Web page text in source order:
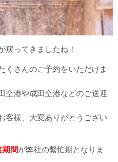
戻ってきましたね！
くさんのご予約をいただけま
空港や成田空港などのご送迎
客様、大変ありがとうござい
期間が弊社の繫忙期となりま